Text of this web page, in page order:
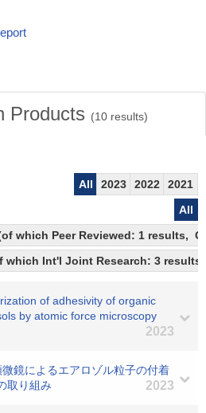
Products (10results)
All 2023 2022
2021
All
which Peer Reviewed: 1 results,
Int'l Joint Research: 3 results)
of adhesivity of organic
by atomic force microscopy
2023
鏡によるエアロゾル粒子の付着
取り組み
2023